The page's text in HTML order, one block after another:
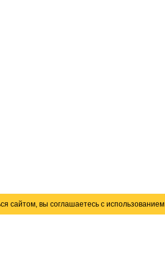
сайтом, вы соглашаетесь с использованием